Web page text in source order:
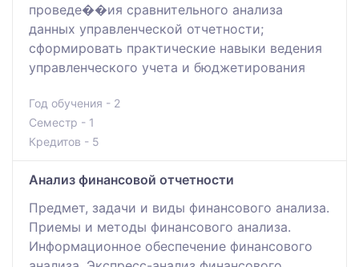
проведе��ия сравнительного анализа
данных управленческой отчетности;
сформировать практические навыки ведения
управленческого учета и бюджетирования
Год обучения - 2
Семестр - 1
Кредитов - 5
Анализ финансовой отчетности
Предмет, задачи и виды финансового анализа.
Приемы и методы финансового анализа.
Информационное обеспечение финансового